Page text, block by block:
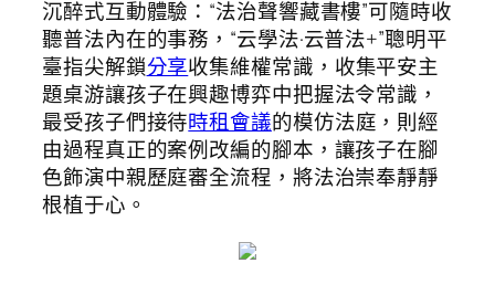
沉醉式互動體驗：“法治聲響藏書樓”可隨時收
聽普法內在的事務，“云學法·云普法+”聰明平
臺指尖解鎖分享收集維權常識，收集平安主
題桌游讓孩子在興趣博弈中把握法令常識，
最受孩子們接待時租會議的模仿法庭，則經
由過程真正的案例改編的腳本，讓孩子在腳
色飾演中親歷庭審全流程，將法治崇奉靜靜
根植于心。